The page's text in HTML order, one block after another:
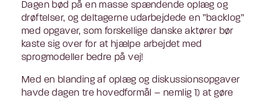
Dagen bød på en masse spændende oplæg og
drøftelser, og deltagerne udarbejdede en ”backlog”
med opgaver, som forskellige danske aktører bør
kaste sig over for at hjælpe arbejdet med
sprogmodeller bedre på vej!
Med en blanding af oplæg og diskussionsopgaver
havde dagen tre hovedformål – nemlig 1) at gøre